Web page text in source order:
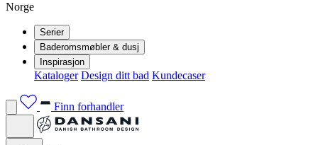
Norge
Serier
Baderomsmøbler & dusj
Inspirasjon
Kataloger Design ditt bad Kundecaser
Finn forhandler